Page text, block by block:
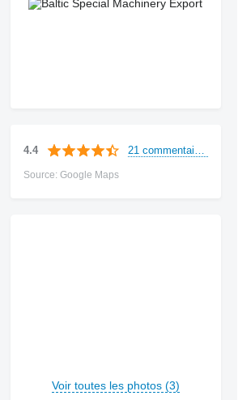
4.4
Source: Google Maps
Voir toutes les photos (3)